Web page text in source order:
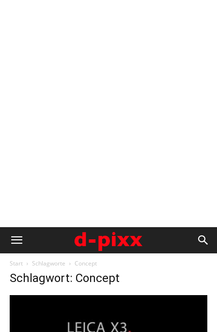
Start Schlagworte Concept
Schlagwort: Concept